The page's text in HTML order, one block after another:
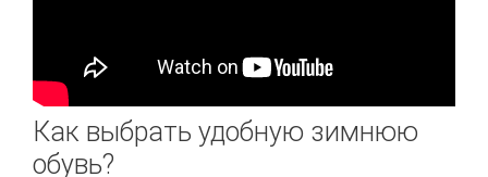
Как выбрать удобную зимнюю
обувь?